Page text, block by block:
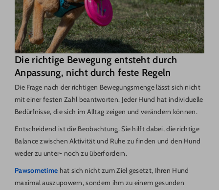
Die richtige Bewegung entsteht durch
Anpassung, nicht durch feste Regeln
Die Frage nach der richtigen Bewegungsmenge lässt sich nicht
mit einer festen Zahl beantworten. Jeder Hund hat individuelle
Bedürfnisse, die sich im Alltag zeigen und verändern können.
Entscheidend ist die Beobachtung. Sie hilft dabei, die richtige
Balance zwischen Aktivität und Ruhe zu finden und den Hund
weder zu unter- noch zu überfordern.
Pawsometime hat sich nicht zum Ziel gesetzt, Ihren Hund
maximal auszupowern, sondern ihm zu einem gesunden